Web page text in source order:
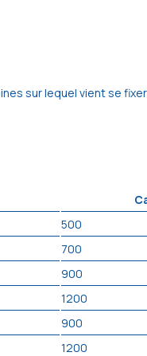
sur lequel vient se
500
700
900
1200
900
1200